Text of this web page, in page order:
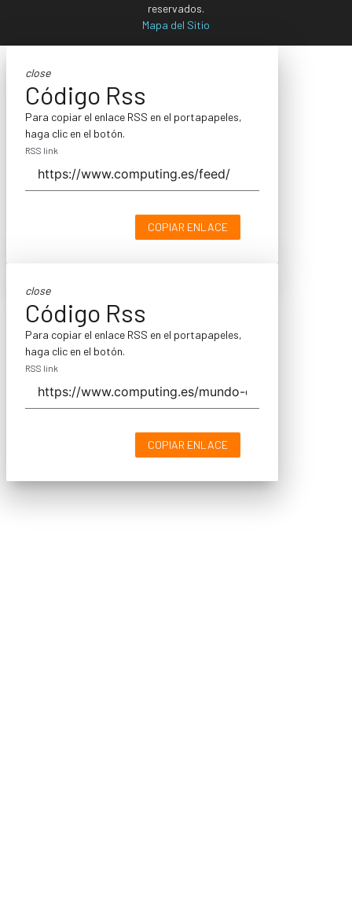
reservados.
Mapa del Sitio
close
Código Rss
Para copiar el enlace RSS en el portapapeles,
haga clic en el botón.
RSS link
COPIAR ENLACE
close
Código Rss
Para copiar el enlace RSS en el portapapeles,
haga clic en el botón.
RSS link
COPIAR ENLACE